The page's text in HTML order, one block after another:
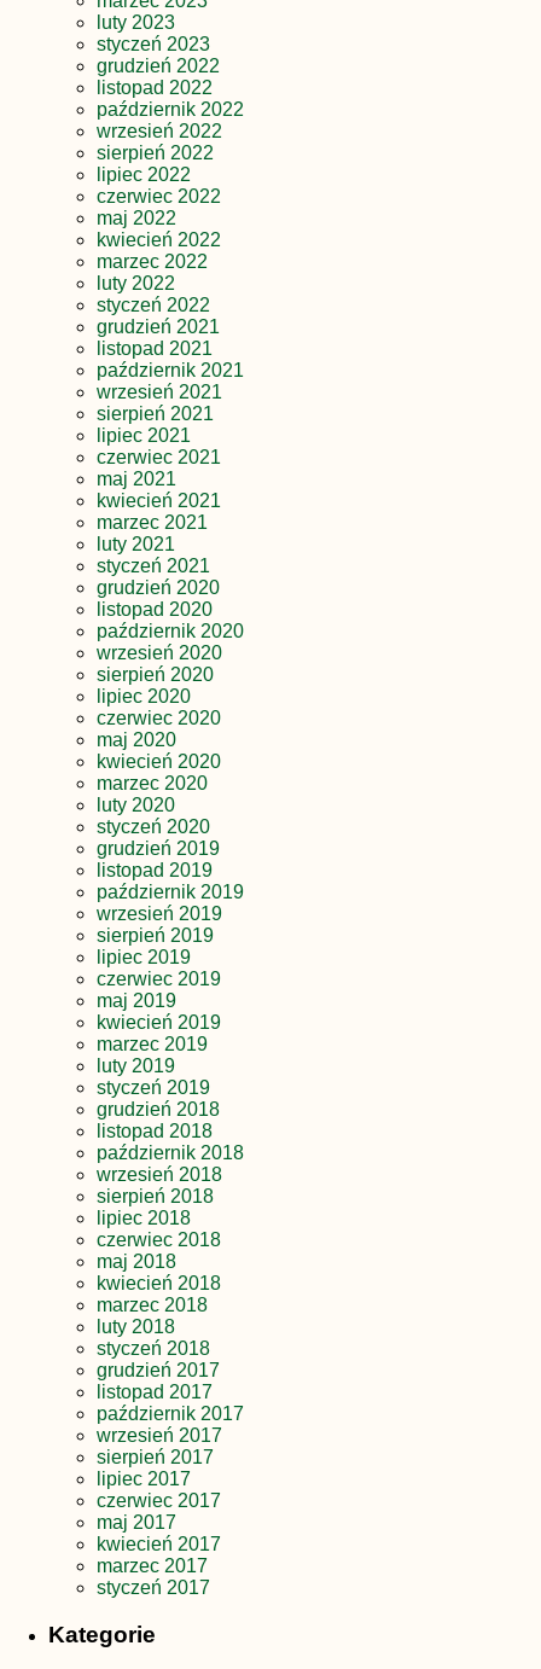
luty 2023
styczeń 2023
grudzień 2022
listopad 2022
październik 2022
wrzesień 2022
sierpień 2022
lipiec 2022
czerwiec 2022
maj 2022
kwiecień 2022
marzec 2022
luty 2022
styczeń 2022
grudzień 2021
listopad 2021
październik 2021
wrzesień 2021
sierpień 2021
lipiec 2021
czerwiec 2021
maj 2021
kwiecień 2021
marzec 2021
luty 2021
styczeń 2021
grudzień 2020
listopad 2020
październik 2020
wrzesień 2020
sierpień 2020
lipiec 2020
czerwiec 2020
maj 2020
kwiecień 2020
marzec 2020
luty 2020
styczeń 2020
grudzień 2019
listopad 2019
październik 2019
wrzesień 2019
sierpień 2019
lipiec 2019
czerwiec 2019
maj 2019
kwiecień 2019
marzec 2019
luty 2019
styczeń 2019
grudzień 2018
listopad 2018
październik 2018
wrzesień 2018
sierpień 2018
lipiec 2018
czerwiec 2018
maj 2018
kwiecień 2018
marzec 2018
luty 2018
styczeń 2018
grudzień 2017
listopad 2017
październik 2017
wrzesień 2017
sierpień 2017
lipiec 2017
czerwiec 2017
maj 2017
kwiecień 2017
marzec 2017
styczeń 2017
Kategorie